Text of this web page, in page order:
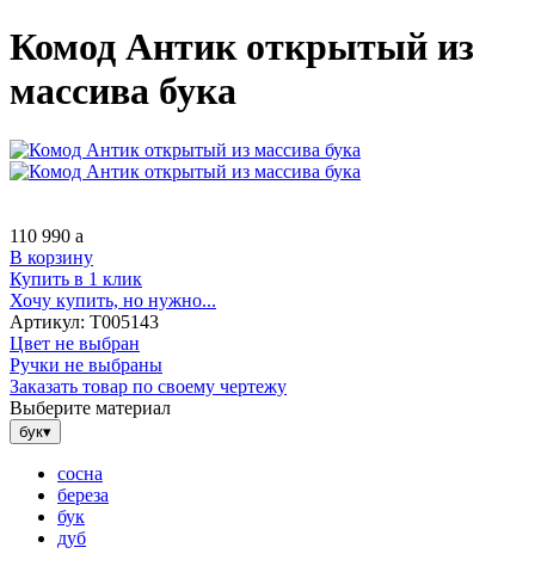
Комод Антик открытый из
массива бука
110 990 a
В корзину
Купить в 1 клик
Хочу купить, но нужно...
Артикул: Т005143
Цвет не выбран
Ручки не выбраны
Заказать товар по своему чертежу
Выберите материал
бук▾
сосна
береза
бук
дуб